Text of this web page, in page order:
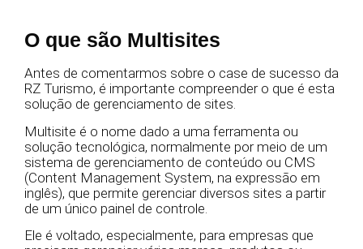
O que são Multisites
Antes de comentarmos sobre o case de sucesso da
RZ Turismo, é importante compreender o que é esta
solução de gerenciamento de sites.
Multisite é o nome dado a uma ferramenta ou
solução tecnológica, normalmente por meio de um
sistema de gerenciamento de conteúdo ou CMS
(Content Management System, na expressão em
inglês), que permite gerenciar diversos sites a partir
de um único painel de controle.
Ele é voltado, especialmente, para empresas que